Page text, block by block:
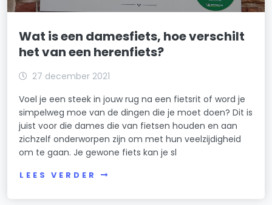
Wat is een damesfiets, hoe verschilt
het van een herenfiets?
27 december 2021
Voel je een steek in jouw rug na een fietsrit of word je
simpelweg moe van de dingen die je moet doen? Dit is
juist voor die dames die van fietsen houden en aan
zichzelf onderworpen zijn om met hun veelzijdigheid
om te gaan. Je gewone fiets kan je sl
LEES VERDER